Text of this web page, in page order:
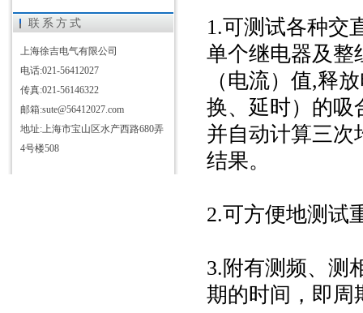
联系方式
上海徐吉电气有限公司
电话:021-56412027
传真:021-56146322
邮箱:sute@56412027.com
地址:上海市宝山区水产西路680弄
4号楼508
1.可测试各种交
单个继电器及整
（电流）值,释
换、延时）的吸
并自动计算三次
结果。
2.可方便地测试
3.附有测频、测
期的时间，即周